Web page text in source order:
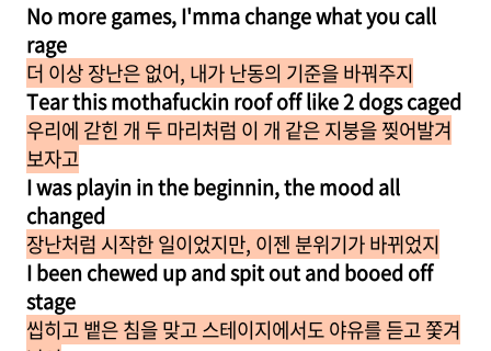
No more games, I'mma change what you call
rage
더 이상 장난은 없어, 내가 난동의 기준을 바꿔주지
Tear this mothafuckin roof off like 2 dogs caged
우리에 갇힌 개 두 마리처럼 이 개 같은 지붕을 찢어발겨
보자고
I was playin in the beginnin, the mood all
changed
장난처럼 시작한 일이었지만, 이젠 분위기가 바뀌었지
I been chewed up and spit out and booed off
stage
씹히고 뱉은 침을 맞고 스테이지에서도 야유를 듣고 쫓겨